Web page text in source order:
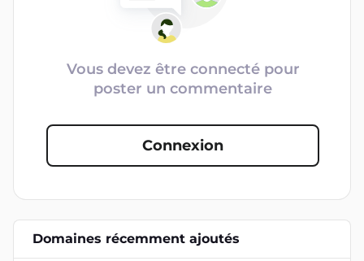
Vous devez être connecté pour
poster un commentaire
Connexion
Domaines récemment ajoutés